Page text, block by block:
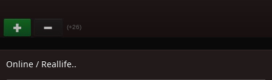
(+26)
Online / Reallife..